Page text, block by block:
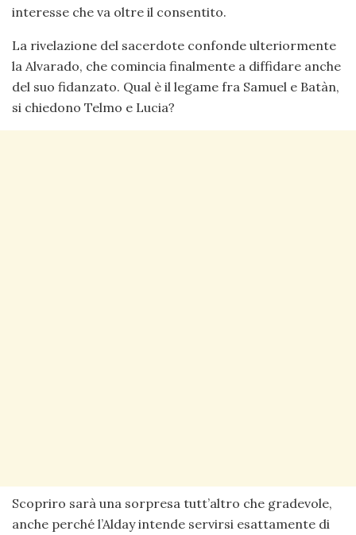
interesse che va oltre il consentito.
La rivelazione del sacerdote confonde ulteriormente
la Alvarado, che comincia finalmente a diffidare anche
del suo fidanzato. Qual è il legame fra Samuel e Batàn,
si chiedono Telmo e Lucia?
Scopriro sarà una sorpresa tutt’altro che gradevole,
anche perché l’Alday intende servirsi esattamente di